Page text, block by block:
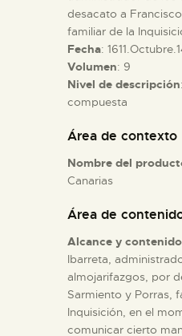
EL MUSEO
COLECCIONES
DIDÁCTICA
ESPAÑOL
desacato a
familiar de la
Fecha:
Volumen: 9
Nivel de descripción
compuesta
Área de contexto
Nombre del
Canarias
Área de
Alcance y contenido
Ibarreta,
almojarifazgos, por
Sarmiento y Porras,
Inquisición, en el
comunicar cierto